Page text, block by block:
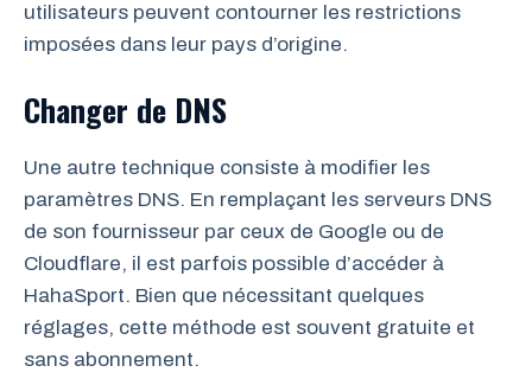
utilisateurs peuvent contourner les restrictions
imposées dans leur pays d’origine.
Changer de DNS
Une autre technique consiste à modifier les
paramètres DNS. En remplaçant les serveurs DNS
de son fournisseur par ceux de Google ou de
Cloudflare, il est parfois possible d’accéder à
HahaSport. Bien que nécessitant quelques
réglages, cette méthode est souvent gratuite et
sans abonnement.